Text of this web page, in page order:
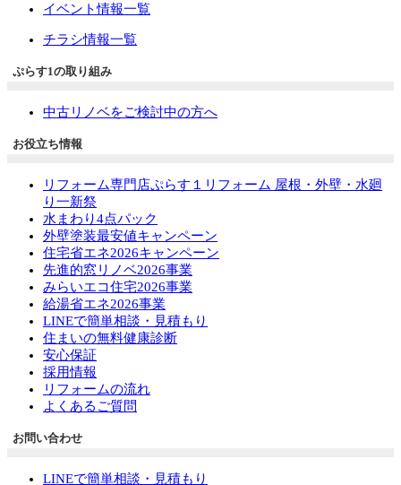
イベント情報一覧
チラシ情報一覧
ぷらす1の取り組み
中古リノベをご検討中の方へ
お役立ち情報
リフォーム専門店ぷらす１リフォーム 屋根・外壁・水廻
り一新祭
水まわり4点パック
外壁塗装最安値キャンペーン
住宅省エネ2026キャンペーン
先進的窓リノベ2026事業
みらいエコ住宅2026事業
給湯省エネ2026事業
LINEで簡単相談・見積もり
住まいの無料健康診断
安心保証
採用情報
リフォームの流れ
よくあるご質問
お問い合わせ
LINEで簡単相談・見積もり